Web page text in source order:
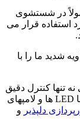
طول) معمولاً در شستشوی
استفاده قرار می
شدید ما را با
تنها کنترل دقیق
زاویه پرتو را ارائه می دهند ، بلکه ورق دیفیوزر ما LED ها و لامپهای
دلپذیر و